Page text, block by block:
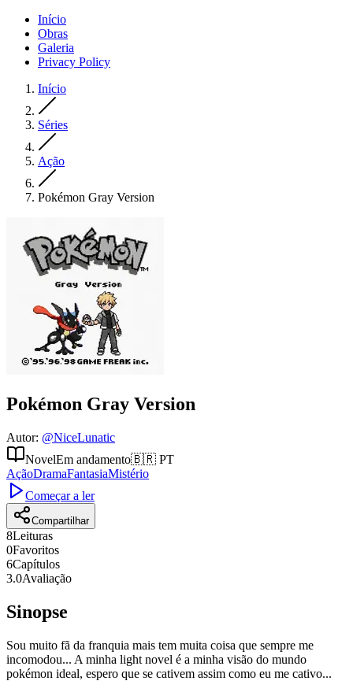
Início
Obras
Galeria
Privacy Policy
Início
Séries
Ação
Pokémon Gray Version
Pokémon Gray Version
Autor: @NiceLunatic
NovelEm andamento🇧🇷 PT
AçãoDramaFantasiaMistério
Começar a ler
Compartilhar
8Leituras
0Favoritos
6Capítulos
3.0Avaliação
Sinopse
Sou muito fã da franquia mais tem muita coisa que sempre me
incomodou... A minha light novel é a minha visão do mundo
pokémon ideal, espero que se cativem assim como eu me cativo...